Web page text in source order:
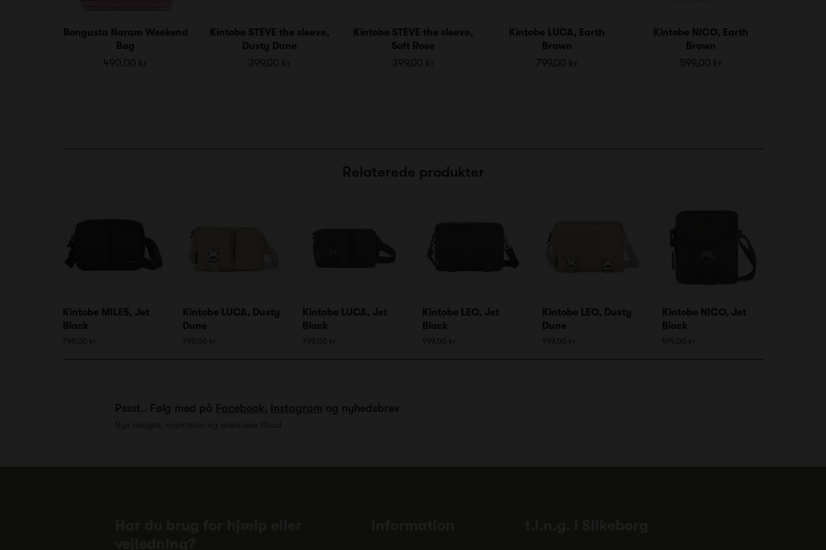
Bongusta Naram Weekend
Bag
490,00 kr
Kintobe STEVE the sleeve,
Dusty Dune
399,00 kr
Kintobe STEVE the sleeve,
Soft Rose
399,00 kr
Kintobe LUCA, Earth
Brown
799,00 kr
Kintobe NICO, Earth
Brown
599,00 kr
Relaterede produkter
Kintobe MILES, Jet
Black
749,00 kr
Kintobe LUCA, Dusty
Dune
799,00 kr
Kintobe LUCA, Jet
Black
799,00 kr
Kintobe LEO, Jet
Black
999,00 kr
Kintobe LEO, Dusty
Dune
999,00 kr
Kintobe NICO, Jet
Black
599,00 kr
Pssst.. Følg med på Facebook, Instagram og nyhedsbrev
Nye designs, inspiration og eksklusive tilbud